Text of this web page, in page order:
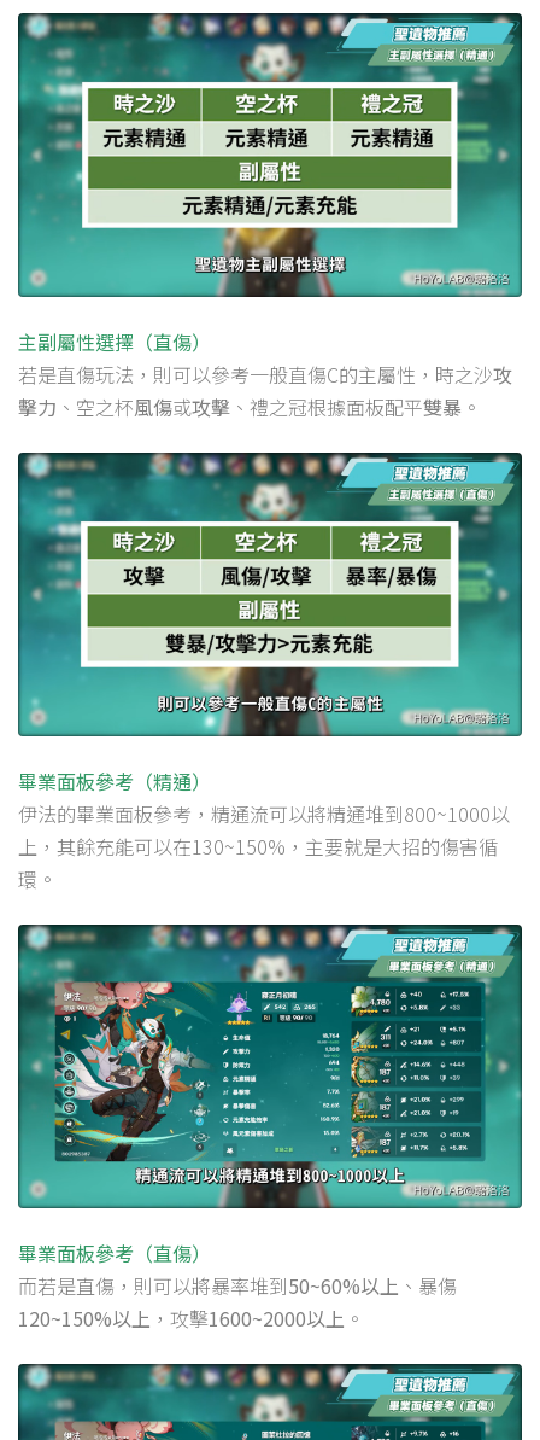
主副屬性選擇（直傷）
若是直傷玩法，則可以參考一般直傷C的主屬性，時之沙攻
擊力 、空之杯風傷或攻擊 、禮之冠根據面板配平雙暴 。
畢業面板參考（精通）
伊法的畢業面板參考，精通流可以將精通堆到800~1000以
上，其餘充能可以在130~150%，主要就是大招的傷害循
環。
畢業面板參考（直傷）
而若是直傷，則可以將暴率堆到50~60%以上 、暴傷
120~150%以上 ，攻擊1600~2000以上 。